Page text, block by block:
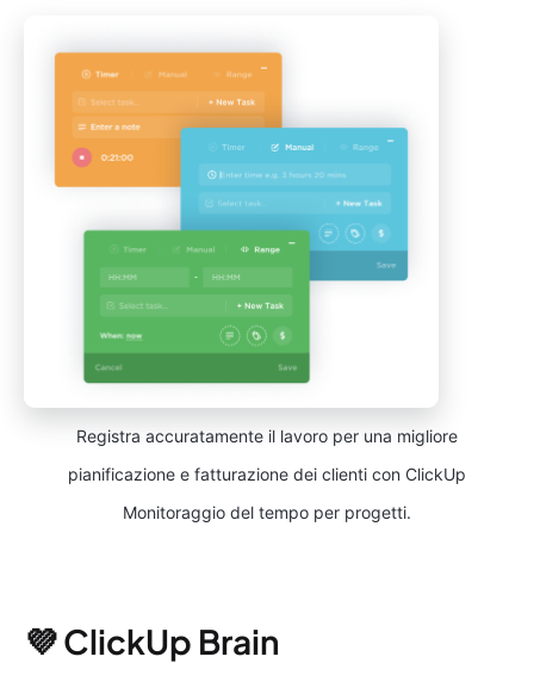
Registra accuratamente il lavoro per una migliore
pianificazione e fatturazione dei clienti con ClickUp
Monitoraggio del tempo per progetti.
💜 ClickUp Brain